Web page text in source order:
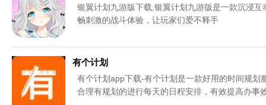
银翼计划九游版下载,银翼计划九游版是一款沉浸
畅刺激的战斗体验，让玩家们爱不释手
有个计划
有个计划app下载-有个计划是一款好用的时间规
合理有规划的进行每天的日程安排，有效提高办事